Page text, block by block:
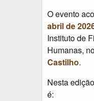
O evento
abril de
Instituto de
Humanas,
Castilho.
Nesta
é: